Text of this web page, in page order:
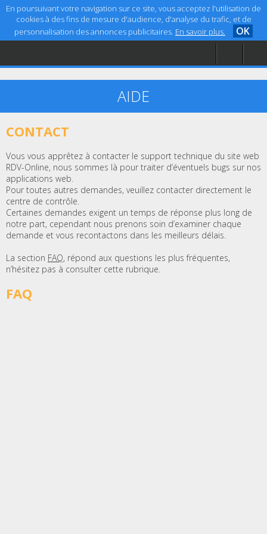
En poursuivant votre navigation sur ce site, vous acceptez l'utilisation de
cookies à des fins de mesure d'audience, d'analyse du trafic, et de
personnalisation des annonces publicitaires. En savoir plus. OK
Accueil
Aide
AIDE
CONTACT
Vous vous apprêtez à contacter le support technique du site web
RDV-Online, nous sommes là pour traiter d’éventuels bugs sur nos
applications web.
Pour toutes autres demandes, veuillez contacter directement le
centre de contrôle.
Certaines demandes exigent un temps de réponse plus long de
notre part, cependant nous prenons soin d’examiner chaque
demande et vous recontactons dans les meilleurs délais.
La section FAQ, répond aux questions les plus fréquentes,
n’hésitez pas à consulter cette rubrique.
FAQ